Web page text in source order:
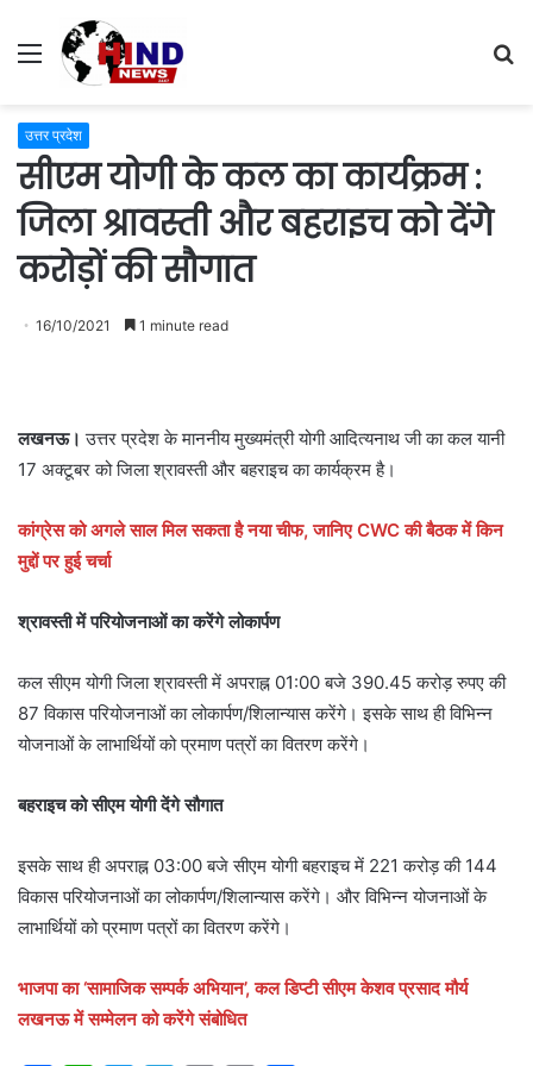
Menu
उत्तर प्रदेश
सीएम योगी के कल का कार्यक्रम :
जिला श्रावस्ती और बहराइच को देंगे
करोड़ों की सौगात
16/10/2021 1 minute read
लखनऊ। उत्तर प्रदेश के माननीय मुख्यमंत्री योगी आदित्यनाथ जी का कल यानी
17 अक्टूबर को जिला श्रावस्ती और बहराइच का कार्यक्रम है।
कांग्रेस को अगले साल मिल सकता है नया चीफ, जानिए CWC की बैठक में किन
मुद्दों पर हुई चर्चा
श्रावस्ती में परियोजनाओं का करेंगे लोकार्पण
कल सीएम योगी जिला श्रावस्ती में अपराह्न 01:00 बजे 390.45 करोड़ रुपए की
87 विकास परियोजनाओं का लोकार्पण/शिलान्यास करेंगे। इसके साथ ही विभिन्न
योजनाओं के लाभार्थियों को प्रमाण पत्रों का वितरण करेंगे।
बहराइच को सीएम योगी देंगे सौगात
इसके साथ ही अपराह्न 03:00 बजे सीएम योगी बहराइच में 221 करोड़ की 144
विकास परियोजनाओं का लोकार्पण/शिलान्यास करेंगे। और विभिन्न योजनाओं के
लाभार्थियों को प्रमाण पत्रों का वितरण करेंगे।
भाजपा का ‘सामाजिक सम्पर्क अभियान’, कल डिप्टी सीएम केशव प्रसाद मौर्य
लखनऊ में सम्मेलन को करेंगे संबोधित